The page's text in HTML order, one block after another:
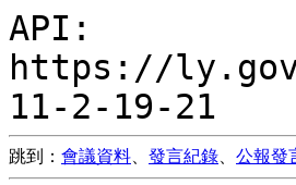
API:
https://
11-2-19-21
跳到： 會議資料 發言紀錄 公報發